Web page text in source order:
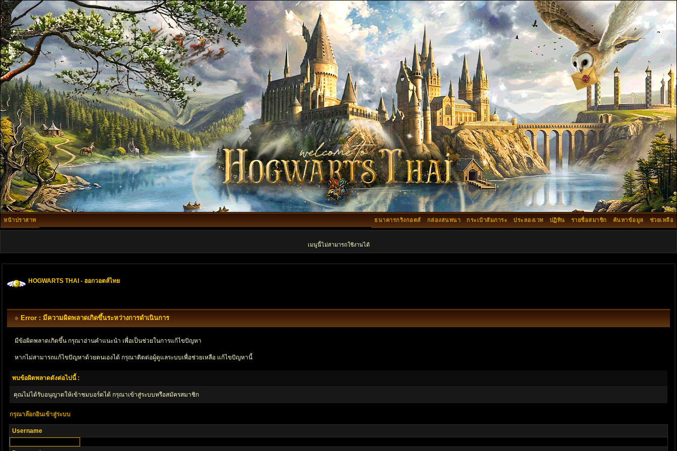
หน้าปราสาท ช่วยเหลือ
ค้นหาข้อมูล
รายชื่อสมาชิก
ปฏิทิน
ประลองเวท
กระเป๋าสัมภาระ
กล่องสนทนา
ธนาคารกริงกอตส์
เมนูนี้ไม่สามารถใช้งานได้
HOGWARTS THAI - ฮอกวอตส์ไทย
Error : มีความผิดพลาดเกิดขึ้นระหว่างการดำเนินการ
มีข้อผิดพลาดเกิดขึ้น กรุณาอ่านคำแนะนำ เพื่อเป็นช่วยในการแก้ไขปัญหา
หากไม่สามารถแก้ไขปัญหาด้วยตนเองได้ กรุณาติตด่อผู้ดูแลระบบเพื่อช่วยเหลือ แก้ไขปัญหานี้
พบข้อผิดพลาดดังต่อไปนี้ :
คุณไม่ได้รับอนุญาตให้เข้าชมบอร์ดได้ กรุณาเข้าสู่ระบบหรือสมัครสมาชิก
กรุณาล๊อกอินเข้าสู่ระบบ
Username